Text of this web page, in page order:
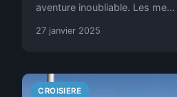
aventure inoubliable. Les me...
27 janvier 2025
CROISIERE